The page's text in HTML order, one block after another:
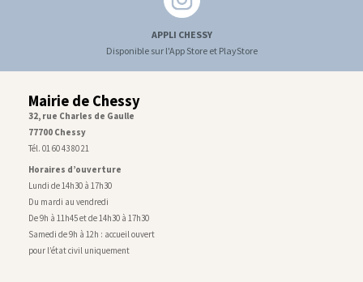
APPLI CHESSY
Disponible sur l'App Store et PlayStore
Mairie de Chessy
32, rue Charles de Gaulle
77700 Chessy
Tél. 01 60 43 80 21
Horaires d’ouverture
Lundi de 14h30 à 17h30
Du mardi au vendredi
De 9h à 11h45 et de 14h30 à 17h30
Samedi de 9h à 12h : accueil ouvert
pour l’état civil uniquement